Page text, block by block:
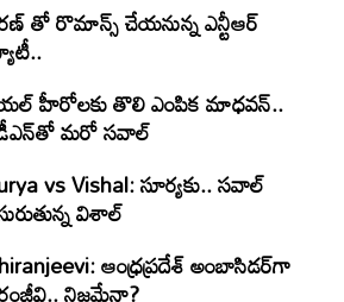
తో రొమాన్స్ చేయనున్న ఎన్టీఆర్
తొలి ఎంపిక మాధవన్..
మరో సవాల్
vs Vishal: సూర్యకు.. సవాల్
విశాల్
ఆంధ్రప్రదేశ్ అంబాసిడర్‌గా